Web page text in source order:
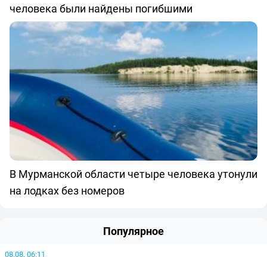
человека были найдены погибшими
В Мурманской области четыре человека утонули
на лодках без номеров
Популярное
08.08, 06:11